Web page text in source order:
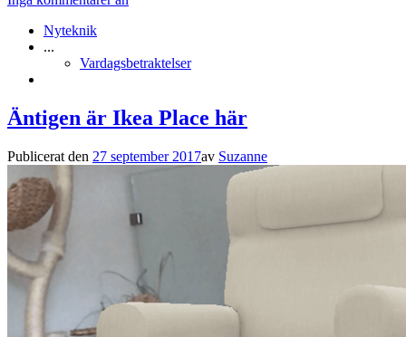
Nyteknik
...
Vardagsbetraktelser
Äntigen är Ikea Place här
Publicerat den 27 september 2017av Suzanne